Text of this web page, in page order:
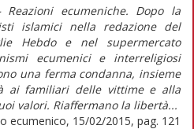
Reazioni ecumeniche. Dopo la
islamici nella redazione del
Hebdo e nel supermercato
ecumenici e interreligiosi
una ferma condanna, insieme
ai familiari delle vittime e alla
valori. Riaffermano la libertà...
ecumenico, 15/02/2015, pag. 121